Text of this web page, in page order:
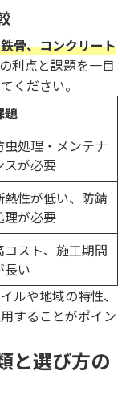
骨、コンクリート
利点と課題を一目
ください。
題
虫処理・メンテナ
スが必要
熱性が低い、防錆
理が必要
コスト、施工期間
長い
ルや地域の特性、
することがポイン
と選び方の